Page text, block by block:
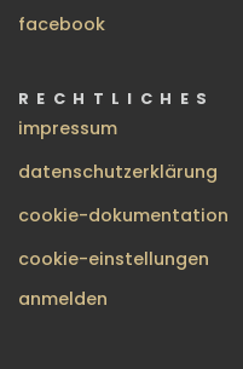
facebook
RECHTLICHES
impressum
datenschutzerklärung
cookie-dokumentation
cookie-einstellungen
BENUTZERMENÜ
anmelden